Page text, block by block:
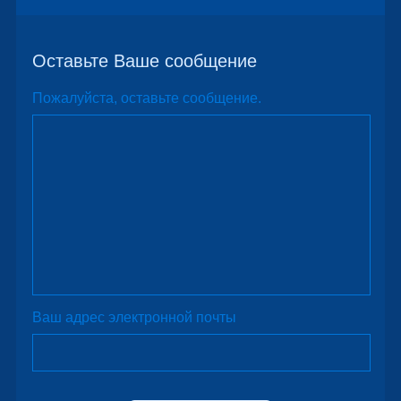
Оставьте Ваше сообщение
Пожалуйста, оставьте сообщение.
Ваш адрес электронной почты